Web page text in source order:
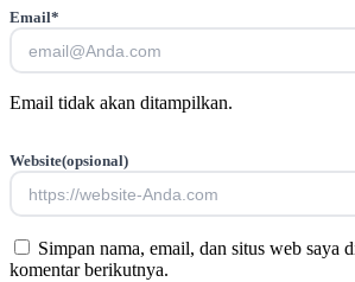
Email*
Email tidak akan ditampilkan.
Website(opsional)
Simpan nama, email, dan situs web saya
komentar berikutnya.